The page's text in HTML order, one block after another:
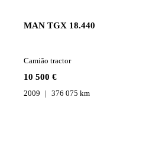
MAN TGX 18.440
10 500 €
Camião tractor
2009 376 075 km